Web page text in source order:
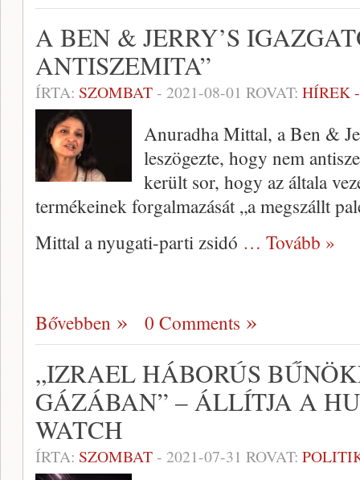
A BEN & JERRY’S
ANTISZEMITA”
ÍRTA: SZOMBAT- 2021-08-01 ROVAT: HÍREK
Anuradha Mittal, a Ben &
leszögezte, hogy nem
került sor, hogy az általa
termékeinek forgalmazását „a megszállt
Mittal a nyugati-parti zsidó … Tovább »
Bővebben 0 Comments
„IZRAEL HÁBORÚS
GÁZÁBAN” – ÁLLÍTJA A
WATCH
ÍRTA: SZOMBAT- 2021-07-31 ROVAT: